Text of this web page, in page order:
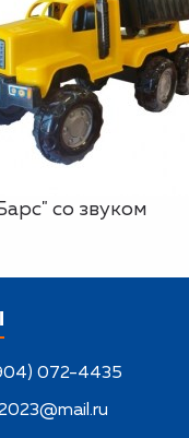
со звуком
072-4435